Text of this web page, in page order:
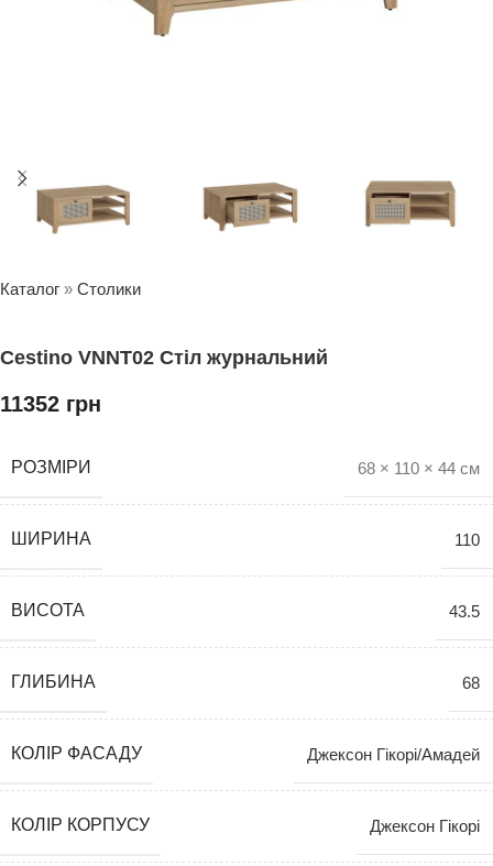
Каталог » Столики
Cestino VNNT02 Стіл журнальний
11352 грн
РОЗМІРИ 68 × 110 × 44 см
ШИРИНА 110
ВИСОТА 43.5
ГЛИБИНА 68
КОЛІР ФАСАДУ Джексон Гікорі/Амадей
КОЛІР КОРПУСУ Джексон Гікорі